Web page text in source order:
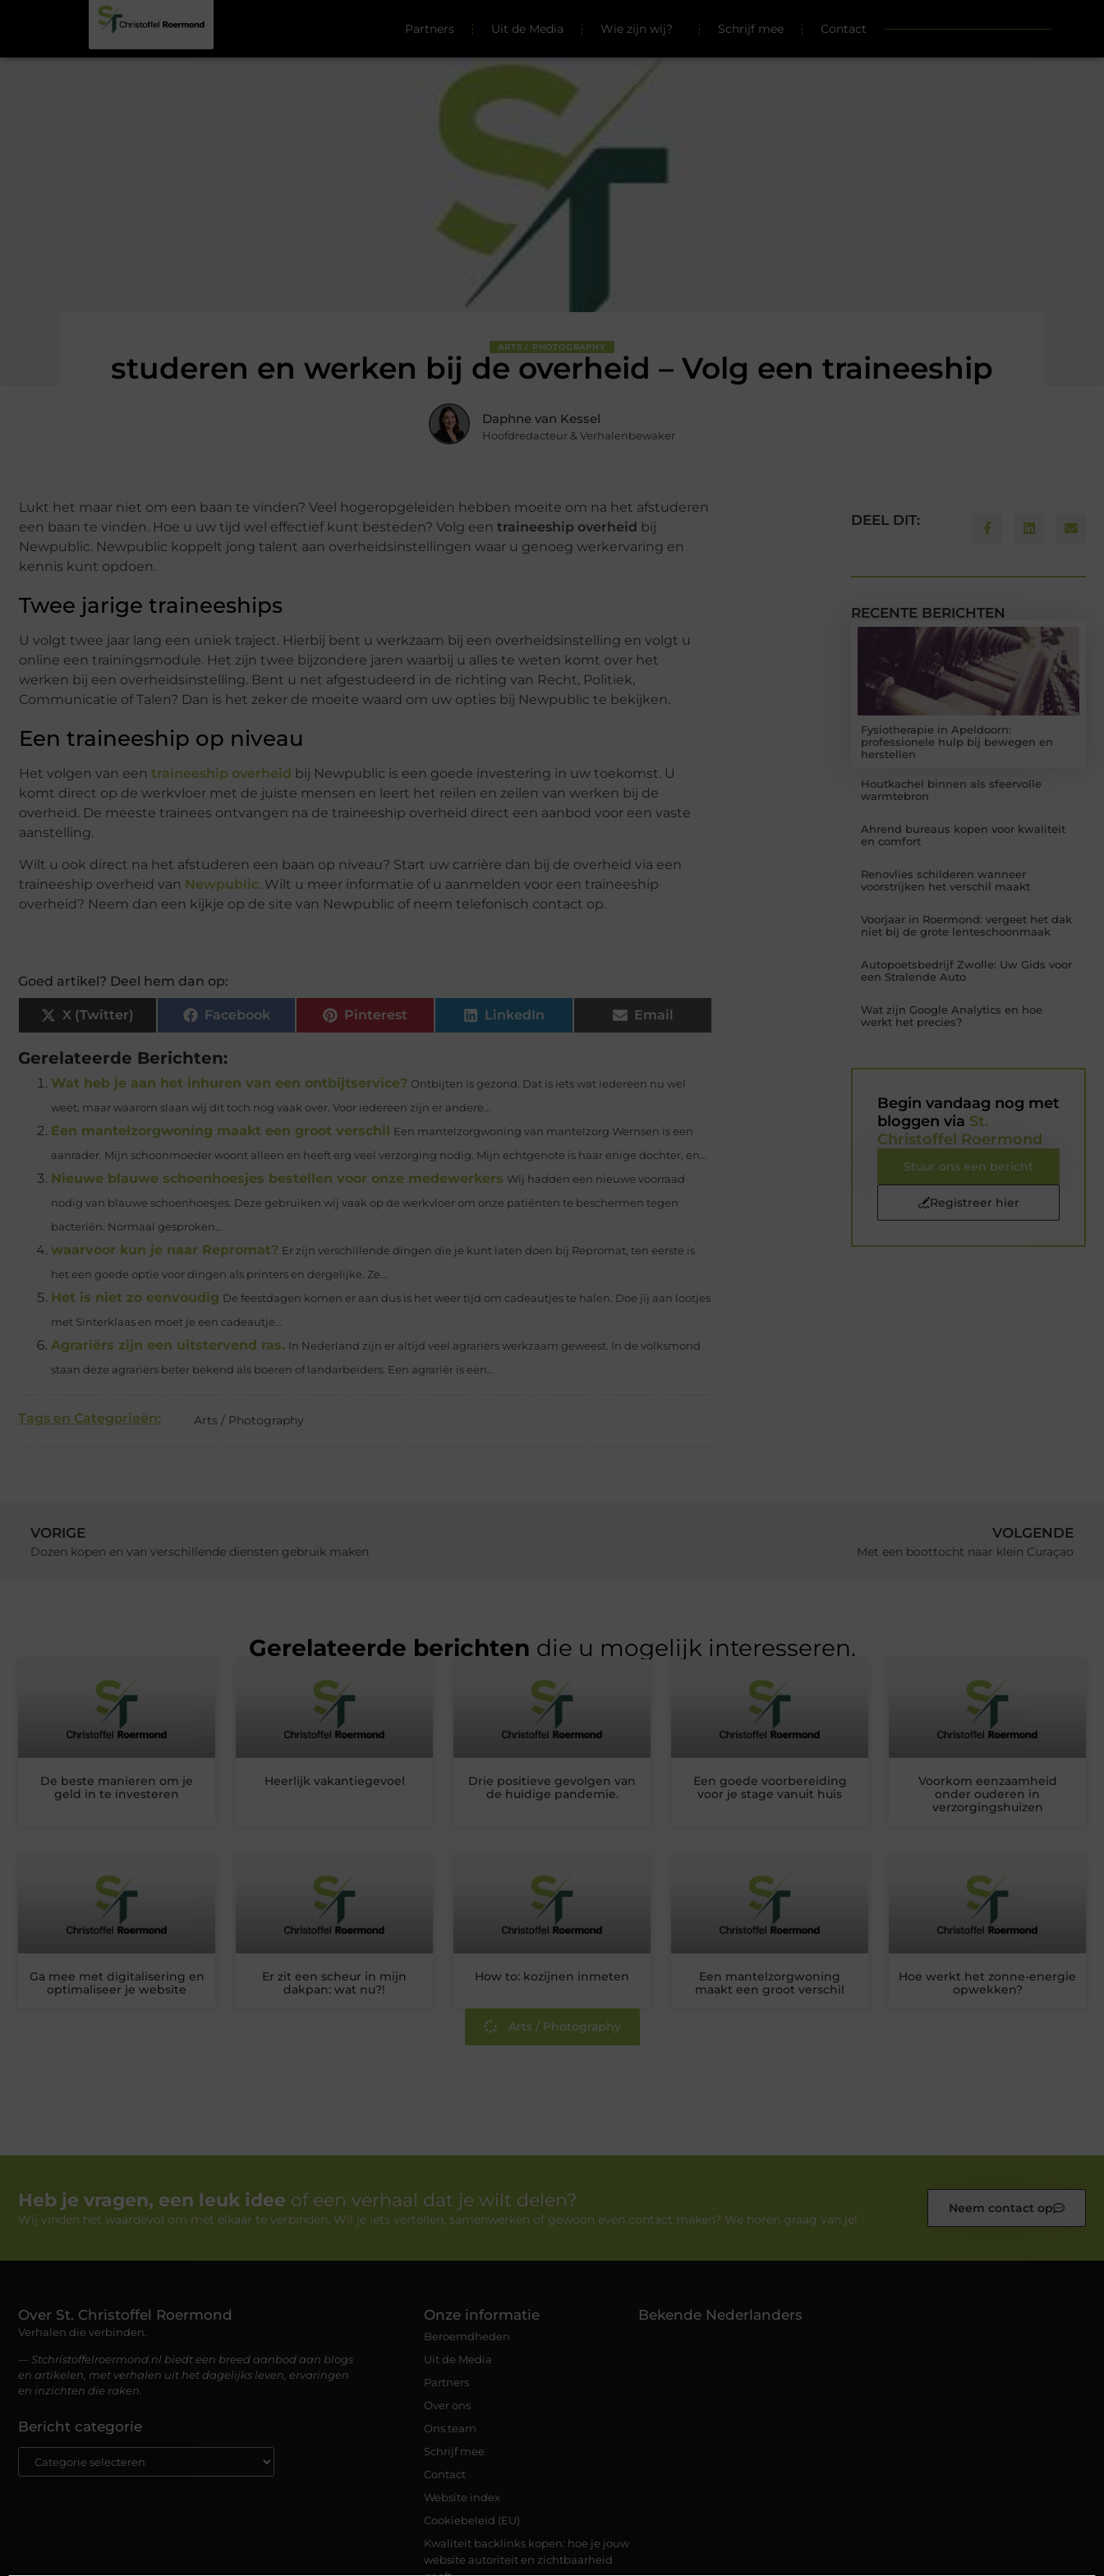
Partners Uit de Media Wie zijn wij? Schrijf mee Contact
ARTS / PHOTOGRAPHY
studeren en werken bij de overheid – Volg een traineeship
Daphne van Kessel
Hoofdredacteur & Verhalenbewaker
Lukt het maar niet om een baan te vinden? Veel hogeropgeleiden hebben moeite om na het afstuderen
een baan te vinden. Hoe u uw tijd wel effectief kunt besteden? Volg een traineeship overheid bij
Newpublic. Newpublic koppelt jong talent aan overheidsinstellingen waar u genoeg werkervaring en
kennis kunt opdoen.
Twee jarige traineeships
U volgt twee jaar lang een uniek traject. Hierbij bent u werkzaam bij een overheidsinstelling en volgt u
online een trainingsmodule. Het zijn twee bijzondere jaren waarbij u alles te weten komt over het
werken bij een overheidsinstelling. Bent u net afgestudeerd in de richting van Recht, Politiek,
Communicatie of Talen? Dan is het zeker de moeite waard om uw opties bij Newpublic te bekijken.
Een traineeship op niveau
Het volgen van een traineeship overheid bij Newpublic is een goede investering in uw toekomst. U
komt direct op de werkvloer met de juiste mensen en leert het reilen en zeilen van werken bij de
overheid. De meeste trainees ontvangen na de traineeship overheid direct een aanbod voor een vaste
aanstelling.
Wilt u ook direct na het afstuderen een baan op niveau? Start uw carrière dan bij de overheid via een
traineeship overheid van Newpublic. Wilt u meer informatie of u aanmelden voor een traineeship
overheid? Neem dan een kijkje op de site van Newpublic of neem telefonisch contact op.
Goed artikel? Deel hem dan op:
X (Twitter) Facebook Pinterest LinkedIn Email
Gerelateerde Berichten:
Wat heb je aan het inhuren van een ontbijtservice? Ontbijten is gezond. Dat is iets wat iedereen nu wel
weet, maar waarom slaan wij dit toch nog vaak over. Voor iedereen zijn er andere...
Een mantelzorgwoning maakt een groot verschil
Een mantelzorgwoning van mantelzorg Wernsen is een
aanrader. Mijn schoonmoeder woont alleen en heeft erg veel verzorging nodig. Mijn echtgenote is haar enige dochter, en...
Nieuwe blauwe schoenhoesjes bestellen voor onze medewerkers Wij hadden een nieuwe voorraad
nodig van blauwe schoenhoesjes. Deze gebruiken wij vaak op de werkvloer om onze patiënten te beschermen tegen
bacteriën. Normaal gesproken...
waarvoor kun je naar Repromat? Er zijn verschillende dingen die je kunt laten doen bij Repromat, ten eerste is
het een goede optie voor dingen als printers en dergelijke. Ze...
Het is niet zo eenvoudig De feestdagen komen er aan dus is het weer tijd om cadeautjes te halen. Doe jij aan lootjes
met Sinterklaas en moet je een cadeautje...
Agrariërs zijn een uitstervend ras. In Nederland zijn er altijd veel agrariërs werkzaam geweest. In de volksmond
staan deze agrariërs beter bekend als boeren of landarbeiders. Een agrariër is een...
Tags en Categorieën: Arts / Photography
DEEL DIT:
RECENTE BERICHTEN
Fysiotherapie in Apeldoorn:
professionele hulp bij bewegen en
herstellen
Houtkachel binnen als sfeervolle
warmtebron
Ahrend bureaus kopen voor kwaliteit
en comfort
Renovlies schilderen wanneer
voorstrijken het verschil maakt
Voorjaar in Roermond: vergeet het dak
niet bij de grote lenteschoonmaak
Autopoetsbedrijf Zwolle: Uw Gids voor
een Stralende Auto
Wat zijn Google Analytics en hoe
werkt het precies?
Begin vandaag nog met
bloggen via St.
Christoffel Roermond
Stuur ons een bericht
Registreer hier
VORIGE
Dozen kopen en van verschillende diensten gebruik maken
VOLGENDE
Met een boottocht naar klein Curaçao
Gerelateerde berichten die u mogelijk interesseren.
De beste manieren om je
geld in te investeren
Heerlijk vakantiegevoel
Drie positieve gevolgen van
de huidige pandemie.
Een goede voorbereiding
voor je stage vanuit huis
Voorkom eenzaamheid
onder ouderen in
verzorgingshuizen
Ga mee met digitalisering en
optimaliseer je website
Er zit een scheur in mijn
dakpan: wat nu?!
How to: kozijnen inmeten
Een mantelzorgwoning
maakt een groot verschil
Hoe werkt het zonne-energie
opwekken?
Arts / Photography
Heb je vragen, een leuk idee of een verhaal dat je wilt delen?
Wij vinden het waardevol om met elkaar te verbinden. Wil je iets vertellen, samenwerken of gewoon even contact maken? We horen graag van je!
Neem contact op
Over St. Christoffel Roermond
Verhalen die verbinden.
— Stchristoffelroermond.nl biedt een breed aanbod aan blogs
en artikelen, met verhalen uit het dagelijks leven, ervaringen
en inzichten die raken.
Bericht categorie
Onze informatie
Beroemdheden
Uit de Media
Partners
Over ons
Ons team
Schrijf mee
Contact
Website index
Cookiebeleid (EU)
Kwaliteit backlinks kopen: hoe je jouw
website autoriteit en zichtbaarheid
Bekende Nederlanders